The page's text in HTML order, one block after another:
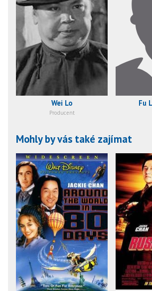
Wei Lo
Producent
Fu
Mohly by vás také zajímat